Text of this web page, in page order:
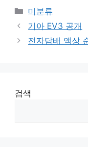
Categories
미분류
기아 EV3 공개
전자담배 액상
검색